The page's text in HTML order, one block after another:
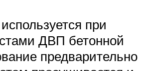
при
ДВП бетонной
предварительно